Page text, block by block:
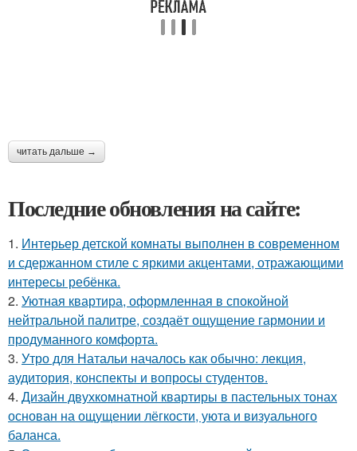
читать дальше →
Последние обновления на сайте:
1. Интерьер детской комнаты выполнен в современном
и сдержанном стиле с яркими акцентами, отражающими
интересы ребёнка.
2. Уютная квартира, оформленная в спокойной
нейтральной палитре, создаёт ощущение гармонии и
продуманного комфорта.
3. Утро для Натальи началось как обычно: лекция,
аудитория, конспекты и вопросы студентов.
4. Дизайн двухкомнатной квартиры в пастельных тонах
основан на ощущении лёгкости, уюта и визуального
баланса.